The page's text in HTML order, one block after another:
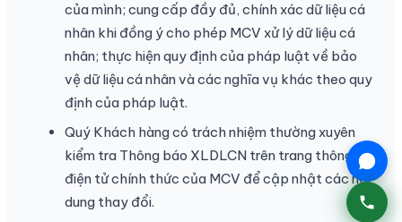
của mình; cung cấp đầy đủ, chính xác dữ liệu cá
nhân khi đồng ý cho phép MCV xử lý dữ liệu cá
nhân; thực hiện quy định của pháp luật về bảo
vệ dữ liệu cá nhân và các nghĩa vụ khác theo quy
định của pháp luật.
Quý Khách hàng có trách nhiệm thường xuyên
kiểm tra Thông báo XLDLCN trên trang thông tin
điện tử chính thức của MCV để cập nhật các nội
dung thay đổi.